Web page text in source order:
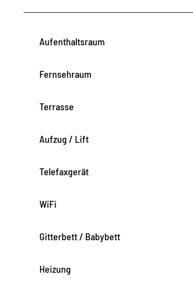
Aufenthaltsraum
Fernsehraum
Terrasse
Aufzug / Lift
Telefaxgerät
WiFi
Gitterbett / Babybett
Heizung